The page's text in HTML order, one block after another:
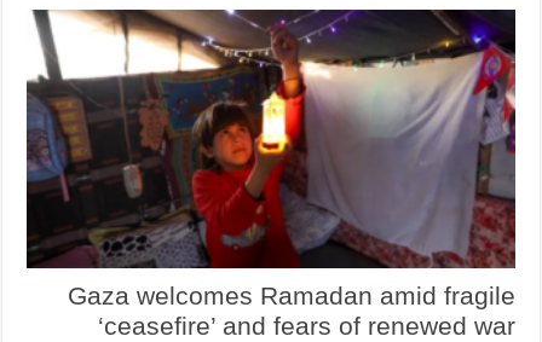
Gaza welcomes Ramadan amid fragile
‘ceasefire’ and fears of renewed war